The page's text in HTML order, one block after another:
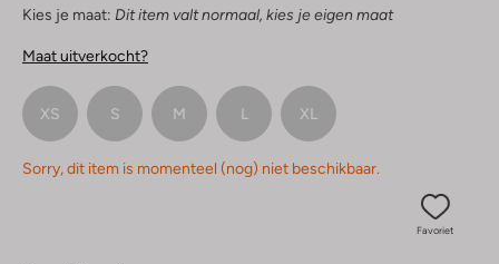
Kies je maat: Dit item valt normaal, kies je eigen maat
Maat uitverkocht?
XS S M L XL
Sorry, dit item is momenteel (nog) niet beschikbaar.
Favoriet